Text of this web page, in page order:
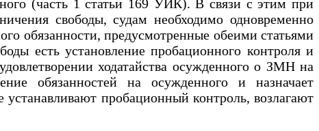
(часть 1 статьи 169 УИК). В связи с этим при
свободы, судам необходимо одновременно
обязанности, предусмотренные обеими статьями
есть установление пробационного контроля и
ходатайства осужденного о ЗМН на
обязанностей на осужденного и назначает
пробационный контроль, возлагают